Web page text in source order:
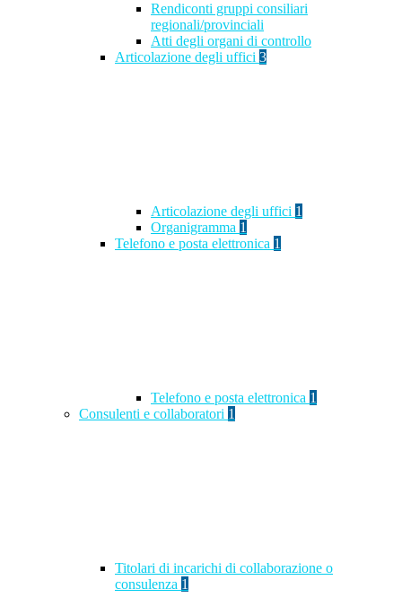
Rendiconti gruppi consiliari
regionali/provinciali
Atti degli organi di controllo
Articolazione degli uffici 3
Articolazione degli uffici 1
Organigramma 1
Telefono e posta elettronica 1
Telefono e posta elettronica 1
Consulenti e collaboratori 1
Titolari di incarichi di collaborazione o
consulenza 1